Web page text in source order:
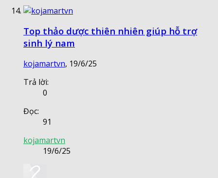
Top thảo dược thiên nhiên giúp hỗ trợ
sinh lý nam
kojamartvn, 19/6/25
Trả lời:
0
Đọc:
91
kojamartvn
19/6/25